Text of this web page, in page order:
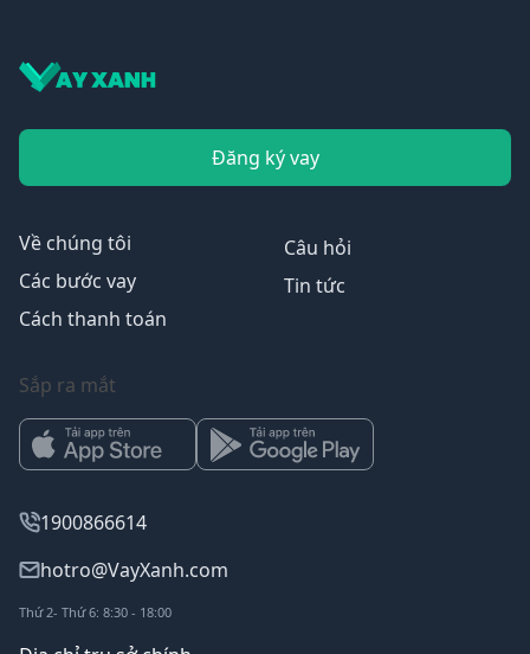
Đăng ký vay
Về chúng tôi
Các bước vay
Cách thanh toán
Câu hỏi
Tin tức
Sắp ra mắt
1900866614
hotro@VayXanh.com
Thứ 2- Thứ 6: 8:30 - 18:00